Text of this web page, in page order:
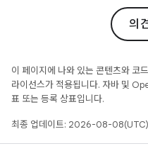
의
이 페이지에 나와 있는 콘텐츠와 코
라이선스가 적용됩니다. 자바 및
표 또는 등록 상표입니다.
최종 업데이트: 2026-08-08(UTC)